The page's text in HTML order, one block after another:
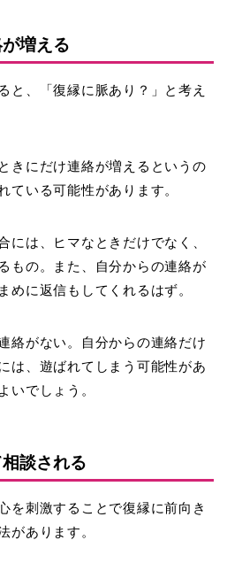
増える
と、「復縁に脈あり？」と考え
きにだけ連絡が増える というの
ている可能性があります。
には、ヒマなときだけでなく、
もの。また、自分からの連絡が
めに返信もしてくれるはず。
絡がない。自分からの連絡だけ
は、遊ばれてしまう可能性があ
いでしょう。
談される
を刺激する ことで復縁に前向き
があります。